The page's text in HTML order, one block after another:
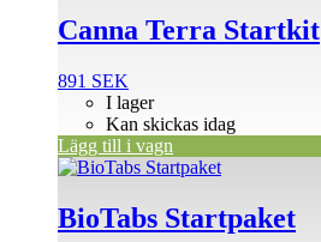
Canna Terra Startkit
891 SEK
I lager
Kan skickas idag
Lägg till i vagn
BioTabs Startpaket